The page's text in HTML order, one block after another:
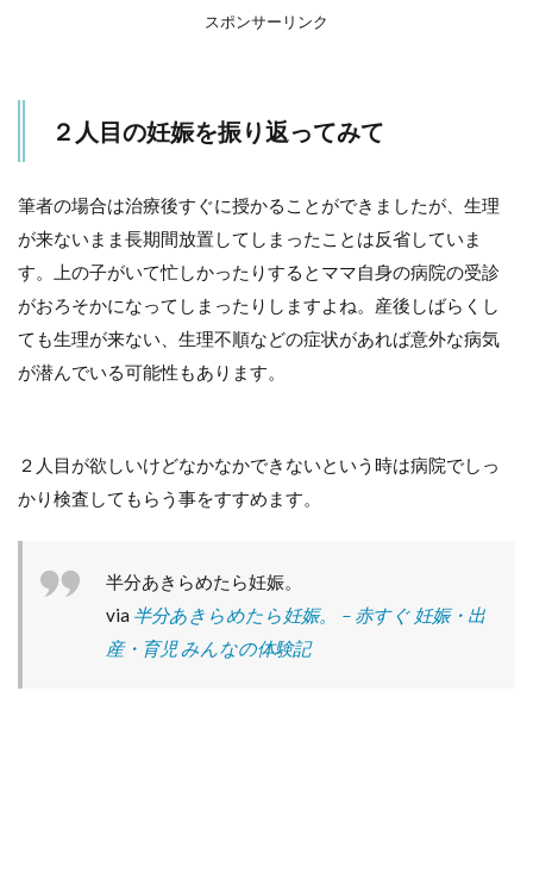
スポンサーリンク
２人目の妊娠を振り返ってみて
筆者の場合は治療後すぐに授かることができましたが、生理
が来ないまま長期間放置してしまったことは反省していま
す。上の子がいて忙しかったりするとママ自身の病院の受診
がおろそかになってしまったりしますよね。産後しばらくし
ても生理が来ない、生理不順などの症状があれば意外な病気
が潜んでいる可能性もあります。
２人目が欲しいけどなかなかできないという時は病院でしっ
かり検査してもらう事をすすめます。
半分あきらめたら妊娠。
via 半分あきらめたら妊娠。 – 赤すぐ 妊娠・出
産・育児 みんなの体験記